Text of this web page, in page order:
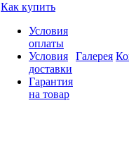
Как купить
Условия
оплаты
Условия
доставки
Гарантия
на товар
Галерея